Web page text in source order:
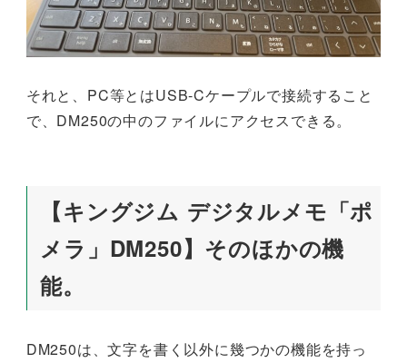
それと、PC等とはUSB-Cケープルで接続すること
で、DM250の中のファイルにアクセスできる。
【キングジム デジタルメモ「ポ
メラ」DM250】そのほかの機
能。
DM250は、文字を書く以外に幾つかの機能を持っ